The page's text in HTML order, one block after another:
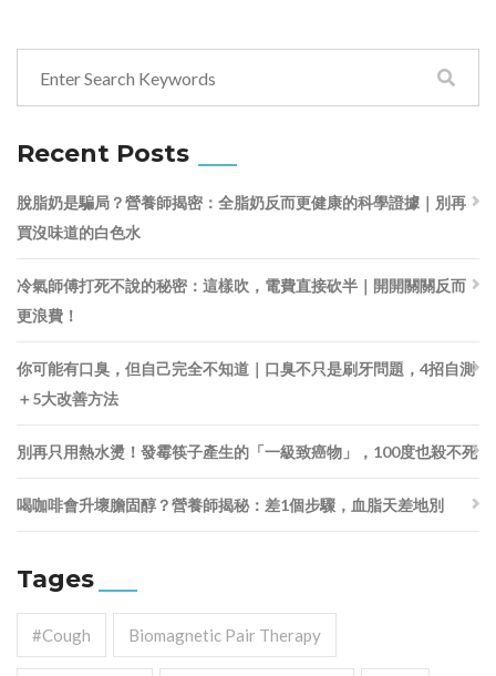
Recent Posts
脫脂奶是騙局？營養師揭密：全脂奶反而更健康的科學證據｜別再
買沒味道的白色水
冷氣師傅打死不說的秘密：這樣吹，電費直接砍半｜開開關關反而
更浪費！
你可能有口臭，但自己完全不知道｜口臭不只是刷牙問題，4招自測
＋5大改善方法
別再只用熱水燙！發霉筷子產生的「一級致癌物」，100度也殺不死
喝咖啡會升壞膽固醇？營養師揭秘：差1個步驟，血脂天差地別
Tages
#cough Biomagnetic Pair Therapy